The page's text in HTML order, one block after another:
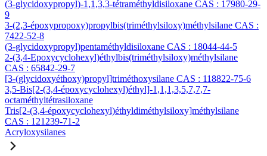
(3-glycidoxypropyl)-1,1,3,3-tétraméthyldisiloxane CAS : 17980-29-
9
3-(2,3-époxypropoxy)propylbis(triméthylsiloxy)méthylsilane CAS :
7422-52-8
(3-glycidoxypropyl)pentaméthyldisiloxane CAS : 18044-44-5
2-(3,4-Epoxycyclohexyl)éthylbis(triméthylsiloxy)méthylsilane
CAS : 65842-29-7
[3-(glycidoxyéthoxy)propyl]triméthoxysilane CAS : 118822-75-6
3,5-Bis[2-(3,4-époxycyclohexyl)éthyl]-1,1,1,3,5,7,7,7-
octaméthyltétrasiloxane
Tris[2-(3,4-époxycyclohexyl)éthyldiméthylsiloxy]méthylsilane
CAS : 121239-71-2
Acryloxysilanes